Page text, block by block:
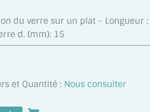
du verre sur un plat - Longueur :
d. (mm): 15
et Quantité : Nous consulter